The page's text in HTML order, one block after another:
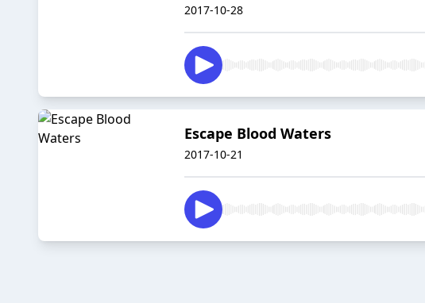
2017-10-28
Escape Blood Waters
2017-10-21